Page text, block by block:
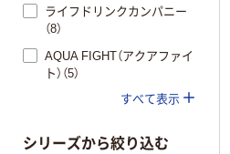
ライフドリンクカンパニー
（8）
AQUA FIGHT（アクアファイ
ト）（5）
すべて表示
シリーズから絞り込む